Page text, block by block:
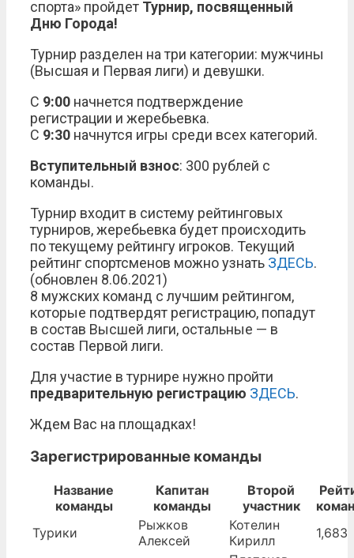
спорта» пройдет Турнир, посвященный
Дню Города!
Турнир разделен на три категории: мужчины
(Высшая и Первая лиги) и девушки.
С 9:00 начнется подтверждение
регистрации и жеребьевка.
С 9:30 начнутся игры среди всех категорий.
Вступительный взнос: 300 рублей с
команды.
Турнир входит в систему рейтинговых
турниров, жеребьевка будет происходить
по текущему рейтингу игроков. Текущий
рейтинг спортсменов можно узнать ЗДЕСЬ.
(обновлен 8.06.2021)
8 мужских команд с лучшим рейтингом,
которые подтвердят регистрацию, попадут
в состав Высшей лиги, остальные — в
состав Первой лиги.
Для участие в турнире нужно пройти
предварительную регистрацию ЗДЕСЬ.
Ждем Вас на площадках!
Зарегистрированные команды
Название
команды
Капитан
команды
Второй
участник
Турики
Рыжков
Алексей
Котелин
Кирилл
1,683